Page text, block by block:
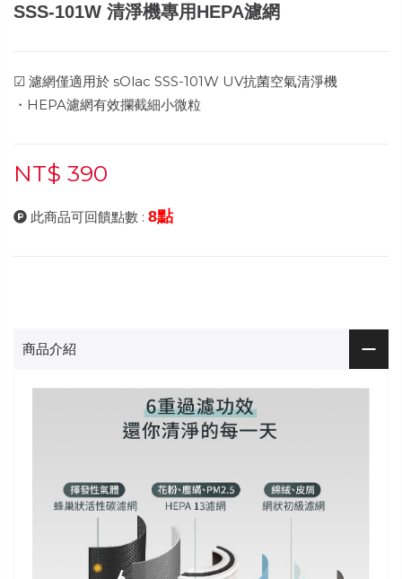
SSS-101W 清淨機專用HEPA濾網
☑ 濾網僅適用於 sOlac SSS-101W UV抗菌空氣清淨機
・HEPA濾網有效攔截細小微粒
NT$ 390
此商品可回饋點數 : 8點
商品介紹